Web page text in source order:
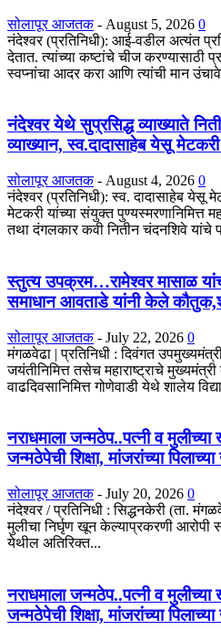
सोलापूर आजतक - August 5, 2026 0
नंदेश्वर (प्रतिनिधी): आई-वडील अत्यंत
देतात. त्यांच्या कष्टांचे चीज करण्यासाठी
स्वप्नांचा आदर करा आणि त्यांची मान
नंदेश्वर येथे सुप्रसिद्ध व्याख्याते
व्याख्यान, स्व.दादासाहेब येसू
सोलापूर आजतक - August 4, 2026 0
नंदेश्वर (प्रतिनिधी): स्व. दादासाहेब येसू
मेटकरी यांच्या संयुक्त पुण्यस्मरणानिमित्त
तथा दंगलकार कवी नितीन चंदनशिवे यांचे
स्तुत्य उपक्रम…रामेश्वर मासाळ
समाधान आवताडे यांनी केले
सोलापूर आजतक - July 22, 2026 0
मंगळवेढा | प्रतिनिधी : दिवंगत
जयंतीनिमित्त तसेच महाराष्ट्राचे
वाढदिवसानिमित्त गोणेवाडी येथे शालेय
नराधमाला जन्मठेप..पत्नी व
जन्मठेपेची शिक्षा, मांजरांच्या
सोलापूर आजतक - July 20, 2026 0
नंदेश्वर / प्रतिनिधी : सिद्धनकेरी (ता.
मुलीचा निर्घृण खून केल्याप्रकरणी आरोपी
येथील अतिरिक्त...
नराधमाला जन्मठेप..पत्नी व
जन्मठेपेची शिक्षा, मांजरांच्या